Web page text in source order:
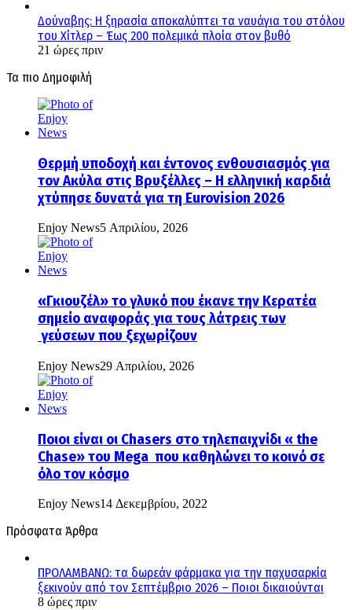
Δούναβης: Η ξηρασία αποκαλύπτει τα ναυάγια του στόλου
του Χίτλερ – Έως 200 πολεμικά πλοία στον βυθό
21 ώρες πριν
Τα πιο Δημοφιλή
Θερμή υποδοχή και έντονος ενθουσιασμός για
τον Ακύλα στις Βρυξέλλες – Η ελληνική καρδιά
χτύπησε δυνατά για τη Eurovision 2026
Enjoy News5 Απριλίου, 2026
«Γκιουζέλ» το γλυκό που έκανε την Κερατέα
σημείο αναφοράς για τους λάτρεις των
γεύσεων που ξεχωρίζουν
Enjoy News29 Απριλίου, 2026
Ποιοι είναι οι Chasers στο τηλεπαιχνίδι « the
Chase» του Mega που καθηλώνει το κοινό σε
όλο τον κόσμο
Enjoy News14 Δεκεμβρίου, 2022
Πρόσφατα Άρθρα
ΠΡΟΛΑΜΒΑΝΩ: τα δωρεάν φάρμακα για την παχυσαρκία
ξεκινούν από τον Σεπτέμβριο 2026 – Ποιοι δικαιούνται
8 ώρες πριν